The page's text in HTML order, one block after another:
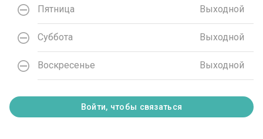
Пятница Выходной
Суббота Выходной
Воскресенье Выходной
Войти, чтобы связаться